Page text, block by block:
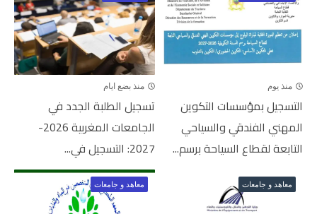
منذ يوم
التسجيل بمؤسسات التكوين
المهني الفندقي والسياحي
التابعة لقطاع السياحة برسم...
منذ بضع ايام
تسجيل الطلبة الجدد في
الجامعات المغربية 2026-
2027: التسجيل في...
معاهد و جامعات معاهد و جامعات